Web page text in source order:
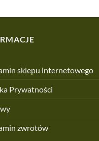
sklepu internetowego
Prywatności
zwrotów